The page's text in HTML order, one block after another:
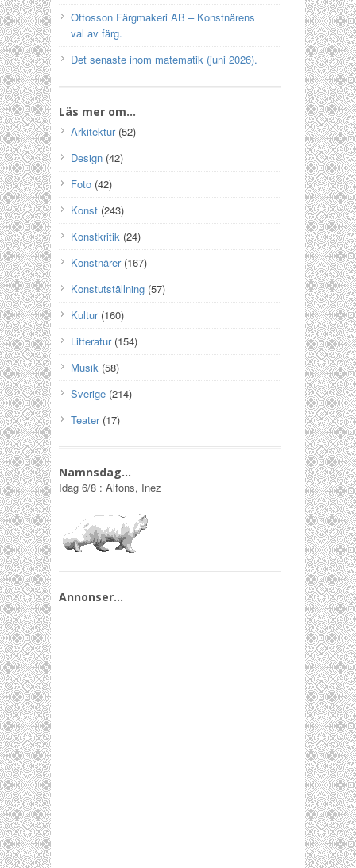
Ottosson Färgmakeri AB – Konstnärens
val av färg.
Det senaste inom matematik (juni 2026).
Läs mer om…
Arkitektur(52)
Design (42)
Foto (42)
Konst (243)
Konstkritik (24)
Konstnärer(167)
Konstutställning (57)
Kultur(160)
Litteratur(154)
Musik (58)
Sverige (214)
Teater(17)
Namnsdag…
Idag 6/8 : Alfons, Inez
Annonser…